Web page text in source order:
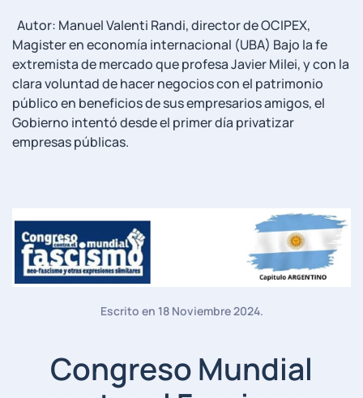
Autor: Manuel Valenti Randi, director de OCIPEX,
Magister en economía internacional (UBA) Bajo la fe
extremista de mercado que profesa Javier Milei, y con la
clara voluntad de hacer negocios con el patrimonio
público en beneficios de sus empresarios amigos, el
Gobierno intentó desde el primer día privatizar
empresas públicas.
Escrito en 18 Noviembre 2024.
Congreso Mundial